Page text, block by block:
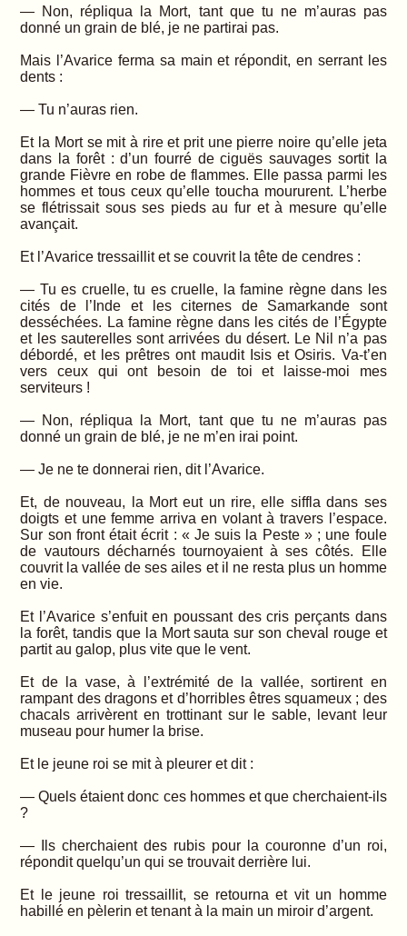
— Non, répliqua la Mort, tant que tu ne m’auras pas
donné un grain de blé, je ne partirai pas.
Mais l’Avarice ferma sa main et répondit, en serrant les
dents :
— Tu n’auras rien.
Et la Mort se mit à rire et prit une pierre noire qu’elle jeta
dans la forêt : d’un fourré de ciguës sauvages sortit la
grande Fièvre en robe de flammes. Elle passa parmi les
hommes et tous ceux qu’elle toucha moururent. L’herbe
se flétrissait sous ses pieds au fur et à mesure qu’elle
avançait.
Et l’Avarice tressaillit et se couvrit la tête de cendres :
— Tu es cruelle, tu es cruelle, la famine règne dans les
cités de l’Inde et les citernes de Samarkande sont
desséchées. La famine règne dans les cités de l’Égypte
et les sauterelles sont arrivées du désert. Le Nil n’a pas
débordé, et les prêtres ont maudit Isis et Osiris. Va-t’en
vers ceux qui ont besoin de toi et laisse-moi mes
serviteurs !
— Non, répliqua la Mort, tant que tu ne m’auras pas
donné un grain de blé, je ne m’en irai point.
— Je ne te donnerai rien, dit l’Avarice.
Et, de nouveau, la Mort eut un rire, elle siffla dans ses
doigts et une femme arriva en volant à travers l’espace.
Sur son front était écrit : « Je suis la Peste » ; une foule
de vautours décharnés tournoyaient à ses côtés. Elle
couvrit la vallée de ses ailes et il ne resta plus un homme
en vie.
Et l’Avarice s’enfuit en poussant des cris perçants dans
la forêt, tandis que la Mort sauta sur son cheval rouge et
partit au galop, plus vite que le vent.
Et de la vase, à l’extrémité de la vallée, sortirent en
rampant des dragons et d’horribles êtres squameux ; des
chacals arrivèrent en trottinant sur le sable, levant leur
museau pour humer la brise.
Et le jeune roi se mit à pleurer et dit :
— Quels étaient donc ces hommes et que cherchaient-ils
?
— Ils cherchaient des rubis pour la couronne d’un roi,
répondit quelqu’un qui se trouvait derrière lui.
Et le jeune roi tressaillit, se retourna et vit un homme
habillé en pèlerin et tenant à la main un miroir d’argent.